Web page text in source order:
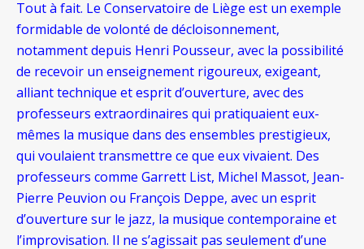
Tout à fait. Le Conservatoire de Liège est un exemple
formidable de volonté de décloisonnement,
notamment depuis Henri Pousseur, avec la possibilité
de recevoir un enseignement rigoureux, exigeant,
alliant technique et esprit d’ouverture, avec des
professeurs extraordinaires qui pratiquaient eux-
mêmes la musique dans des ensembles prestigieux,
qui voulaient transmettre ce que eux vivaient. Des
professeurs comme Garrett List, Michel Massot, Jean-
Pierre Peuvion ou François Deppe, avec un esprit
d’ouverture sur le jazz, la musique contemporaine et
l’improvisation. Il ne s’agissait pas seulement d’une